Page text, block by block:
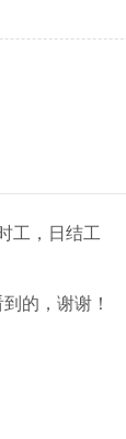
工，日结工
的，谢谢！